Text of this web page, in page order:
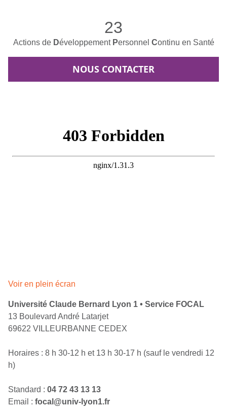
23
Actions de Développement Personnel Continu en Santé
NOUS CONTACTER
Voir en plein écran
Université Claude Bernard Lyon 1 • Service FOCAL
13 Boulevard André Latarjet
69622 VILLEURBANNE CEDEX
Horaires : 8 h 30-12 h et 13 h 30-17 h (sauf le vendredi 12
h)
Standard : 04 72 43 13 13
Email : focal@univ-lyon1.fr